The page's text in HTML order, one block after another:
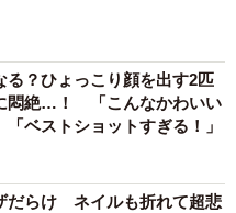
る？ひょっこり顔を出す2匹
悶絶…！ 「こんなかわいい
ベストショットすぎる！」
だらけ ネイルも折れて超悲